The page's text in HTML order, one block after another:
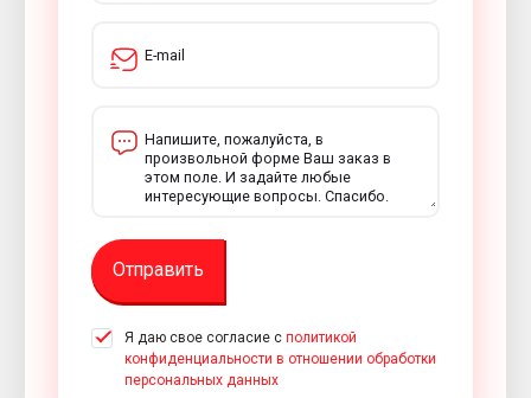
Отправить
Я даю свое согласие с политикой
конфиденциальности в отношении обработки
персональных данных